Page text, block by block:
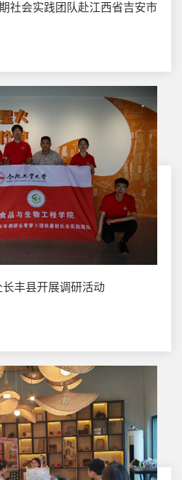
社会实践团队赴江西省吉安市
丰县开展调研活动